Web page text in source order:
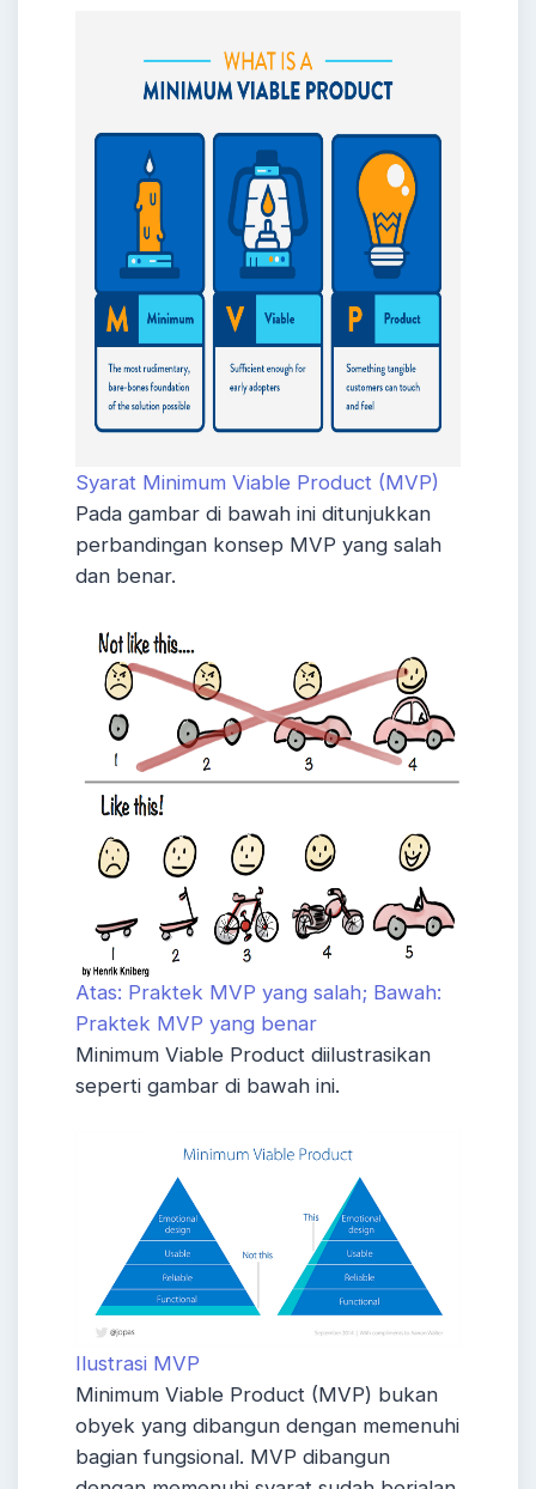
Syarat Minimum Viable Product (MVP)
Pada gambar di bawah ini ditunjukkan
perbandingan konsep MVP yang salah
dan benar.
Atas: Praktek MVP yang salah; Bawah:
Praktek MVP yang benar
Minimum Viable Product diilustrasikan
seperti gambar di bawah ini.
Ilustrasi MVP
Minimum Viable Product (MVP) bukan
obyek yang dibangun dengan memenuhi
bagian fungsional. MVP dibangun